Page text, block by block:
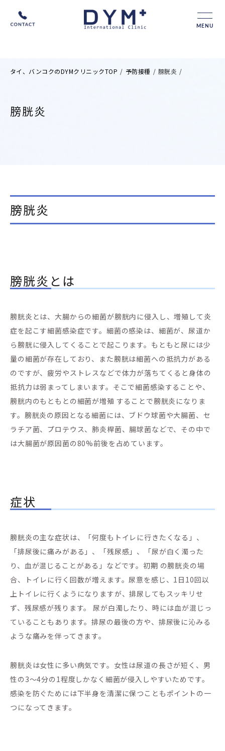
MENU
タイ、バンコクのDYMクリニックTOP / 予防接種 / 膀胱炎 /
膀胱炎
膀胱炎
膀胱炎とは
膀胱炎とは、大腸からの細菌が膀胱内に侵入し、増殖して炎
症を起こす細菌感染症です。細菌の感染は、細菌が、尿道か
ら膀胱に侵入してくることで起こります。もともと尿には少
量の細菌が存在しており、また膀胱は細菌への抵抗力がある
のですが、疲労やストレスなどで体力が落ちてくると身体の
抵抗力は弱まってしまいます。そこで細菌感染することや、
膀胱内のもともとの細菌が増殖 することで膀胱炎になりま
す。膀胱炎の原因となる細菌には、ブドウ球菌や大腸菌、セ
ラチア菌、プロテウス、肺炎桿菌、腸球菌などで、その中で
は大腸菌が原因菌の80%前後を占めています。
症状
膀胱炎の主な症状は、「何度もトイレに行きたくなる」、
「排尿後に痛みがある」、「残尿感」、「尿が白く濁った
り、血が混じることがある」などです。初期 の膀胱炎の場
合、トイレに行く回数が増えます。尿意を感じ、1日10回以
上トイレに行くようになりますが、排尿してもスッキリせ
ず、残尿感が残ります。 尿が白濁したり、時には血が混じっ
ていることもあります。排尿の最後の方や、排尿後に沁みる
ような痛みを伴ってきます。
膀胱炎は女性に多い病気です。女性は尿道の長さが短く、男
性の3～4分の1程度しかなく細菌が侵入しやすいためです。
感染を防ぐためには下半身を清潔に保つこともポイントの一
つになってきます。